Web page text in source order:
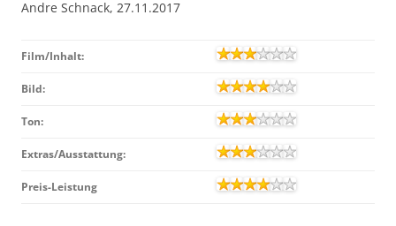
Andre Schnack, 27.11.2017
Film/Inhalt:
Bild:
Ton:
Extras/Ausstattung:
Preis-Leistung